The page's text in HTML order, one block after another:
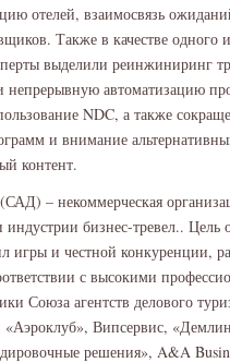
отелей, взаимосвязь
Также в качестве одного
выделили реинжиниринг
автоматизацию
NDC, а также
и внимание
контент.
– некоммерческая
бизнес-тревел.. Цель
игры и честной конкуренции,
с высокими
Союза агентств делового
Випсервис,
решения», A&A